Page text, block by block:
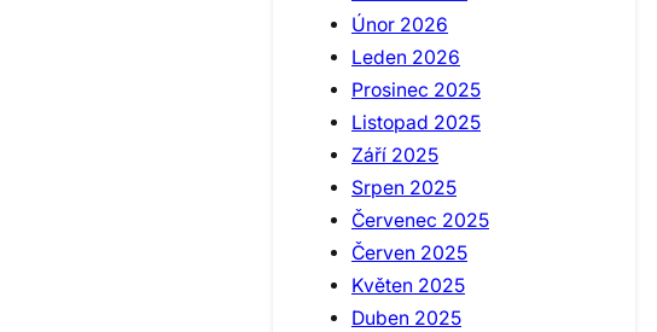
Únor 2026
Leden 2026
Prosinec 2025
Listopad 2025
Září 2025
Srpen 2025
Červenec 2025
Červen 2025
Květen 2025
Duben 2025